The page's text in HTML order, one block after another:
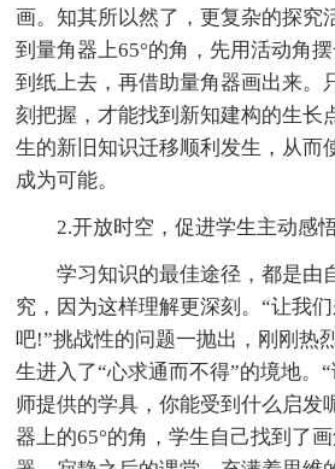
画。知其所以然了，更复杂的探究
到量角器上65°的角，先用活动角
到纸上去，再借助量角器画出来。
刻把握，才能找到新知建构的生长
生的新旧知识迁移顺利发生，从而
成为可能。
2.开放时空，促进学生主动感
学习知识的最佳途径，都是由
究，因为这样理解更深刻。“让我
吧!”挑战性的问题一抛出，刚刚热
生进入了“心求通而不得”的境地。
师提供的学具，你能受到什么启发
器上的65°的角，学生自己找到了